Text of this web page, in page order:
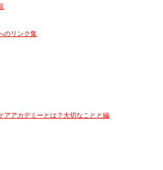
のリンク集
アアカデミーとは？大切なことと編